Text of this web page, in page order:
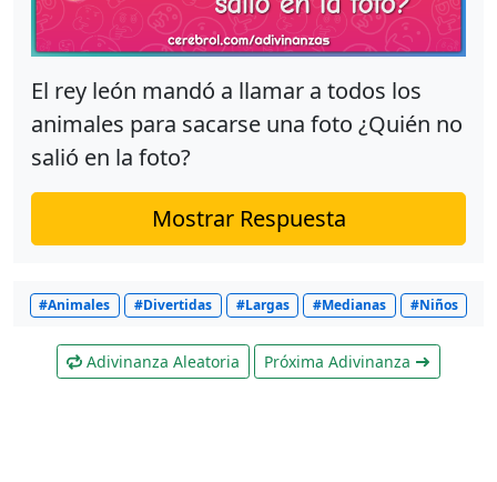
El rey león mandó a llamar a todos los
animales para sacarse una foto ¿Quién no
salió en la foto?
Mostrar Respuesta
#Animales #Divertidas #Largas #Medianas #Niños
Adivinanza Aleatoria Próxima Adivinanza